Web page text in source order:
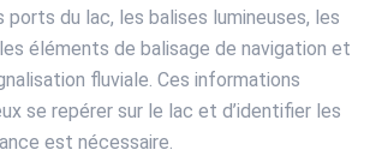
ports du lac, les balises lumineuses, les
éléments de balisage de navigation et
fluviale. Ces informations
se repérer sur le lac et d’identifier les
est nécessaire.